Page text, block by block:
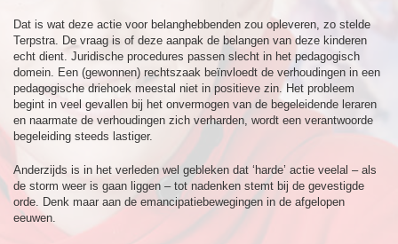
Dat is wat deze actie voor belanghebbenden zou opleveren, zo stelde
Terpstra. De vraag is of deze aanpak de belangen van deze kinderen
echt dient. Juridische procedures passen slecht in het pedagogisch
domein. Een (gewonnen) rechtszaak beïnvloedt de verhoudingen in een
pedagogische driehoek meestal niet in positieve zin. Het probleem
begint in veel gevallen bij het onvermogen van de begeleidende leraren
en naarmate de verhoudingen zich verharden, wordt een verantwoorde
begeleiding steeds lastiger.
Anderzijds is in het verleden wel gebleken dat ‘harde’ actie veelal – als
de storm weer is gaan liggen – tot nadenken stemt bij de gevestigde
orde. Denk maar aan de emancipatiebewegingen in de afgelopen
eeuwen.